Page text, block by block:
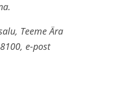
Teeme Ära
e-post